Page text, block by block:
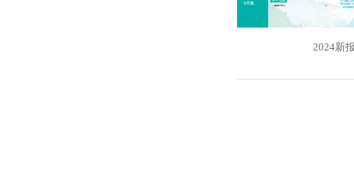
2024新